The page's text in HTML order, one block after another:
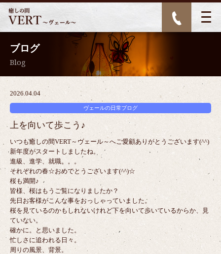
ブログ
Blog
2026.04.04
ヴェールの日常ブログ
上を向いて歩こう♪
いつも癒しの間VERT～ヴェール～へご愛顧ありがとうございます(^^)
新年度がスタートしましたね。
進級、進学、就職。。。
それぞれの春☆おめでとうございます(^^)☆
桜も満開♪
皆様、桜はもうご覧になりましたか？
先日お客様がこんな事をおっしゃっていました。
桜を見ているのかもしれないけれど下を向いて歩いているからか、見
ていない。
確かに。と思いました。
忙しさに追われる日々。
周りの風景、背景。